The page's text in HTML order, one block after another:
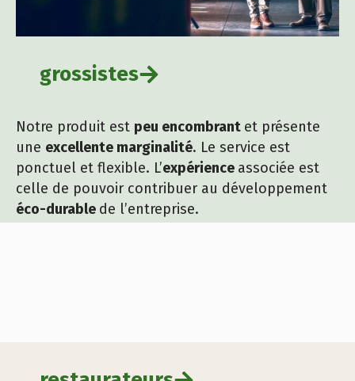
grossistes
Notre produit est peu encombrant et présente
une excellente marginalité. Le service est
ponctuel et flexible. L’expérience associée est
celle de pouvoir contribuer au développement
éco-durable de l’entreprise.